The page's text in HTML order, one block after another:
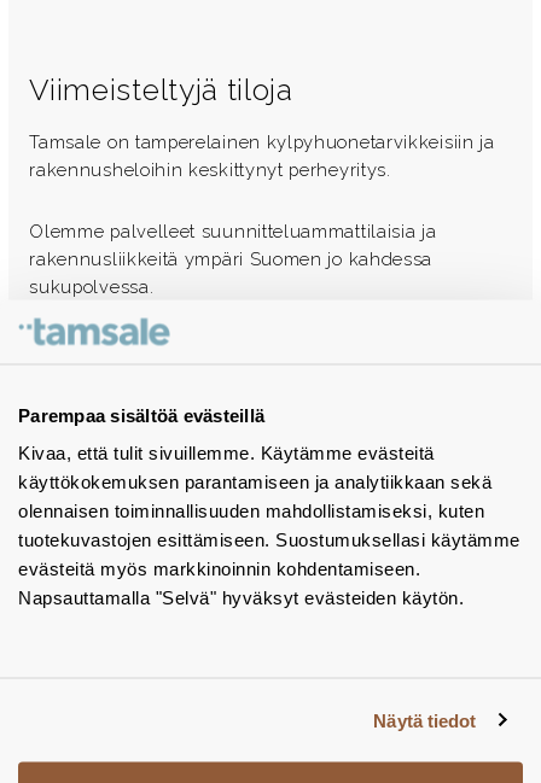
Parempaa sisältöä evästeillä
Kivaa, että tulit sivuillemme. Käytämme evästeitä
käyttökokemuksen parantamiseen ja analytiikkaan sekä
olennaisen toiminnallisuuden mahdollistamiseksi, kuten
tuotekuvastojen esittämiseen. Suostumuksellasi käytämme
evästeitä myös markkinoinnin kohdentamiseen.
Napsauttamalla "Selvä" hyväksyt evästeiden käytön.
Näytä tiedot
Viimeisteltyjä tiloja
Tamsale on tamperelainen kylpyhuonetarvikkeisiin ja
rakennusheloihin keskittynyt perheyritys.
Olemme palvelleet suunnitteluammattilaisia ja
rakennusliikkeitä ympäri Suomen jo kahdessa
sukupolvessa.
Ota yhteyttä - autamme mielellämme
Tuotekuvastot
Instagram
BIM-objektit
Yhteystiedot
Tiedotteet